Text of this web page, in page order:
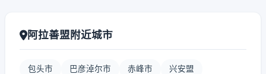
阿拉善盟附近城市
包头市 巴彦淖尔市 赤峰市 兴安盟